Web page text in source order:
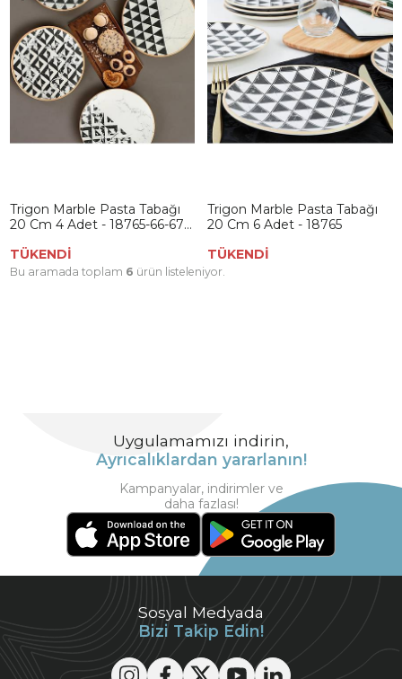
Trigon Marble Pasta Tabağı
20 Cm 4 Adet - 18765-66-67-
TÜKENDİ
Trigon Marble Pasta Tabağı
20 Cm 6 Adet - 18765
TÜKENDİ
Bu aramada toplam 6 ürün listeleniyor.
Sosyal Medyada
Bizi Takip Edin!
Uygulamamızı indirin,
Ayrıcalıklardan yararlanın!
Kampanyalar, indirimler ve
daha fazlası!